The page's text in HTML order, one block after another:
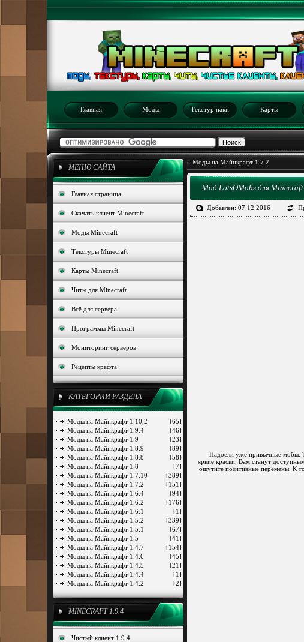
Главная Моды Текстур паки Карты
МЕНЮ САЙТА
Главная страница
Скачать клиент Minecraft
Моды Minecraft
Текстуры Minecraft
Карты Minecraft
Читы для Minecraft
Всё для сервера
Программы Minecraft
Мониторинг серверов
Рецепты крафта
КАТЕГОРИИ РАЗДЕЛА
[65]
Моды на Майнкрафт 1.10.2
[46]
Моды на Майнкрафт 1.9.4
[23]
Моды на Майнкрафт 1.9
[89]
Моды на Майнкрафт 1.8.9
[58]
Моды на Майнкрафт 1.8.8
[7]
Моды на Майнкрафт 1.8
[389]
Моды на Майнкрафт 1.7.10
[151]
Моды на Майнкрафт 1.7.2
[94]
Моды на Майнкрафт 1.6.4
[176]
Моды на Майнкрафт 1.6.2
[1]
Моды на Майнкрафт 1.6.1
[339]
Моды на Майнкрафт 1.5.2
[67]
Моды на Майнкрафт 1.5.1
[41]
Моды на Майнкрафт 1.5
[154]
Моды на Майнкрафт 1.4.7
[45]
Моды на Майнкрафт 1.4.6
[21]
Моды на Майнкрафт 1.4.5
[1]
Моды на Майнкрафт 1.4.4
[2]
Моды на Майнкрафт 1.4.2
MINECRAFT 1.9.4
Чистый клиент 1.9.4
» Моды на Майнкрафт 1.7.2
Мод LotsOMobs для
Добавлен: 07.12.2016
Надоели уже привычные мобы.
яркие краски. Вам станут
ощутите позитивные перемены. К